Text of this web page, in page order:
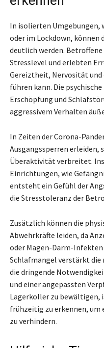
In isolierten Umgebungen,
oder im Lockdown, können
deutlich werden.
Stresslevel und erlebten
Gereiztheit, Nervosität
führen kann. Die
Erschöpfung und
aggressivem Verhalten
In Zeiten der Corona-
Ausgangssperren erleiden,
Überaktivität verbreitet.
Einrichtungen, wie
entsteht ein Gefühl der
die Stresstoleranz der
Zusätzlich können die
Abwehrkräfte leiden, da
oder Magen-Darm-Infekten
Schlafmangel verstärkt die
die dringende
und einer angepassten
Lagerkoller zu bewältigen,
frühzeitig zu erkennen, um
zu verhindern.